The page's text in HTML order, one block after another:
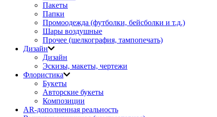
Пакеты
Папки
Промоодежда (футболки, бейсболки и т.д.)
Шары воздушные
Прочее (шелкография, тампопечать)
Дизайн
Дизайн
Эскизы, макеты, чертежи
Флористика
Букеты
Авторские букеты
Композиции
AR-дополненная реальность